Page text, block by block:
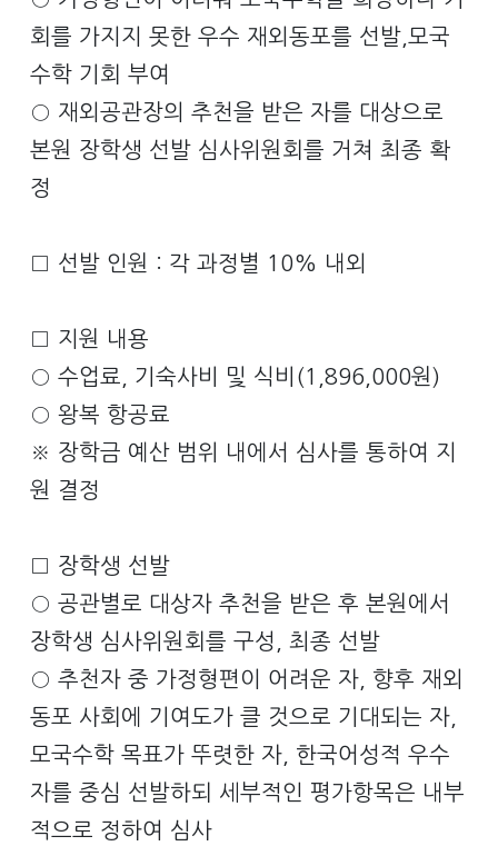
회를 가지지 못한 우수 재외동포를 선발,모국
수학 기회 부여
○ 재외공관장의 추천을 받은 자를 대상으로
본원 장학생 선발 심사위원회를 거쳐 최종 확
정
□ 선발 인원 : 각 과정별 10% 내외
□ 지원 내용
○ 수업료, 기숙사비 및 식비(1,896,000원)
○ 왕복 항공료
※ 장학금 예산 범위 내에서 심사를 통하여 지
원 결정
□ 장학생 선발
○ 공관별로 대상자 추천을 받은 후 본원에서
장학생 심사위원회를 구성, 최종 선발
○ 추천자 중 가정형편이 어려운 자, 향후 재외
동포 사회에 기여도가 클 것으로 기대되는 자,
모국수학 목표가 뚜렷한 자, 한국어성적 우수
자를 중심 선발하되 세부적인 평가항목은 내부
적으로 정하여 심사